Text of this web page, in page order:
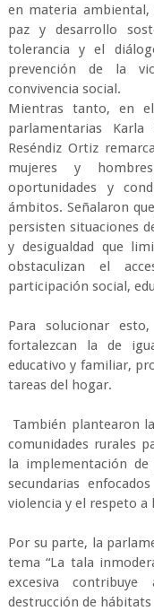
en materia ambiental,
paz y desarrollo
tolerancia y el
prevención de la
convivencia social.
Mientras tanto, en
parlamentarias
Reséndiz Ortiz
mujeres y
oportunidades y
ámbitos. Señalaron
persisten situaciones
y desigualdad que
obstaculizan el
participación social,
Para solucionar
fortalezcan la de
educativo y familiar,
tareas del hogar.
También plantearon
comunidades rurales
la implementación de
secundarias
violencia y el respeto a
Por su parte, la
tema “La tala
excesiva
destrucción de